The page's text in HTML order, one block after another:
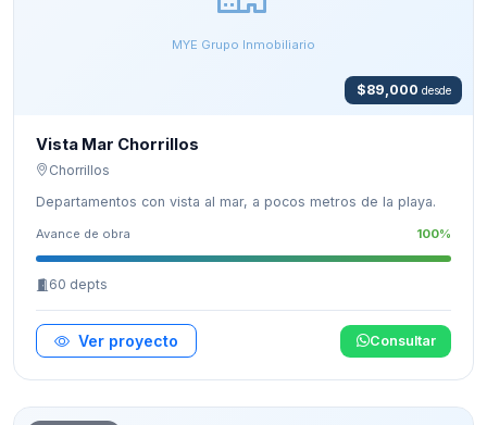
MYE Grupo Inmobiliario
$89,000 desde
Vista Mar Chorrillos
Chorrillos
Departamentos con vista al mar, a pocos metros de la playa.
Avance de obra 100%
60 depts
Ver proyecto Consultar